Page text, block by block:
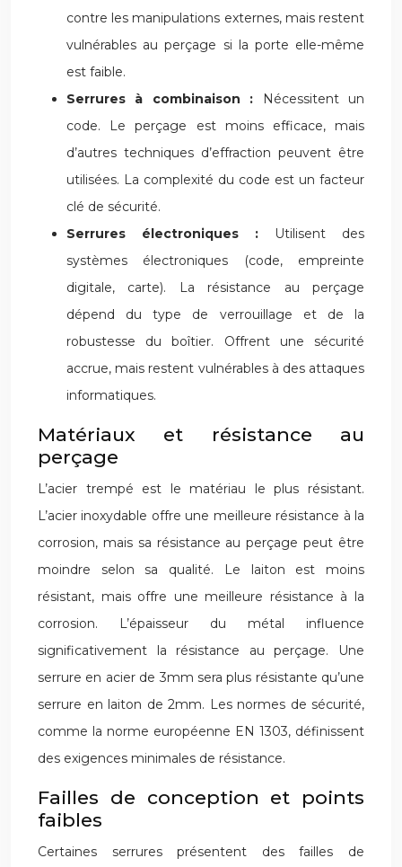
contre les manipulations externes, mais restent
vulnérables au perçage si la porte elle-même
est faible.
Serrures à combinaison :
Nécessitent un
code. Le perçage est moins efficace, mais
d’autres techniques d’effraction peuvent être
utilisées. La complexité du code est un facteur
clé de sécurité.
Serrures électroniques :
Utilisent des
systèmes électroniques (code, empreinte
digitale, carte). La résistance au perçage
dépend du type de verrouillage et de la
robustesse du boîtier. Offrent une sécurité
accrue, mais restent vulnérables à des attaques
informatiques.
Matériaux et résistance au
perçage
L’acier trempé est le matériau le plus résistant.
L’acier inoxydable offre une meilleure résistance à la
corrosion, mais sa résistance au perçage peut être
moindre selon sa qualité. Le laiton est moins
résistant, mais offre une meilleure résistance à la
corrosion. L’épaisseur du métal influence
significativement la résistance au perçage. Une
serrure en acier de 3mm sera plus résistante qu’une
serrure en laiton de 2mm. Les normes de sécurité,
comme la norme européenne EN 1303, définissent
des exigences minimales de résistance.
Failles de conception et points
faibles
Certaines serrures présentent des failles de